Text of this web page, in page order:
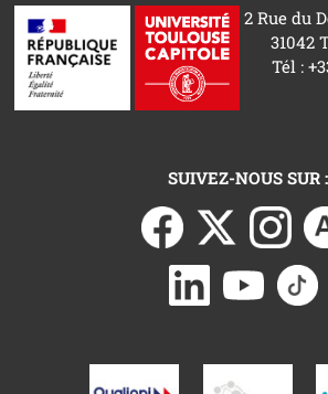
2 Rue du
31042
Tél :
SUIVEZ-NOUS SUR :